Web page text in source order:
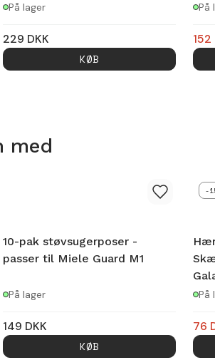
På lager
229 DKK
KØB
På
152
med
10-pak støvsugerposer -
passer til Miele Guard M1
På lager
149 DKK
KØB
-
På
76